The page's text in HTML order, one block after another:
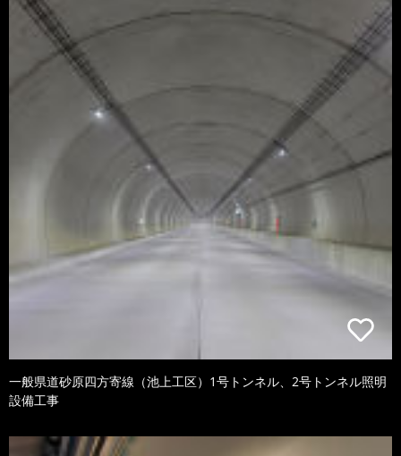
一般県道砂原四方寄線（池上工区）1号トンネル、2号トンネル照明
設備工事